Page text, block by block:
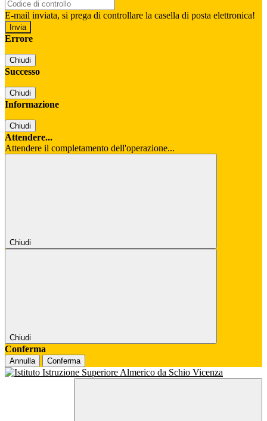
E-mail inviata, si prega di controllare la casella di posta elettronica!
Errore
Chiudi
Successo
Chiudi
Informazione
Chiudi
Attendere...
Attendere il completamento dell'operazione...
Chiudi
Chiudi
Conferma
Annulla Conferma